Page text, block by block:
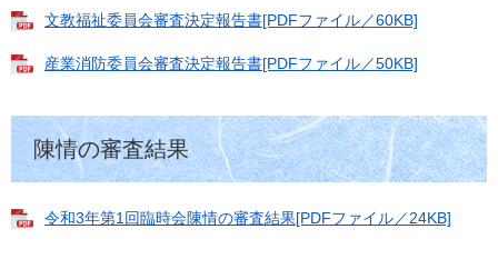
文教福祉委員会審査決定報告書[PDFファイル／60KB]
産業消防委員会審査決定報告書[PDFファイル／50KB]
陳情の審査結果
令和3年第1回臨時会陳情の審査結果[PDFファイル／24KB]